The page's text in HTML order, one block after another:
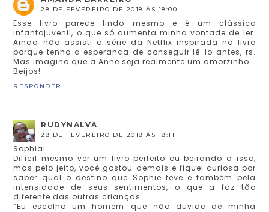
28 DE FEVEREIRO DE 2018 ÀS 18:00
Esse livro parece lindo mesmo e é um clássico
infantojuvenil, o que só aumenta minha vontade de ler.
Ainda não assisti a série da Netflix inspirada no livro
porque tenho a esperança de conseguir lê-lo antes, rs.
Mas imagino que a Anne seja realmente um amorzinho.
Beijos!
RESPONDER
RUDYNALVA
28 DE FEVEREIRO DE 2018 ÀS 18:11
Sophia!
Difícil mesmo ver um livro perfeito ou beirando a isso,
mas pelo jeito, você gostou demais e fiquei curiosa por
saber qual o destino que Sophie teve e também pela
intensidade de seus sentimentos, o que a faz tão
diferente das outras crianças...
“Eu escolho um homem que não duvide de minha